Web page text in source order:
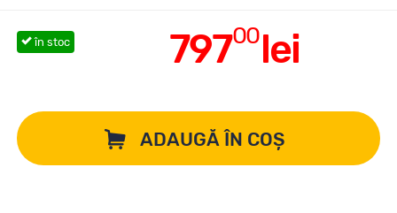
79700lei
în stoc
ADAUGĂ ÎN COȘ